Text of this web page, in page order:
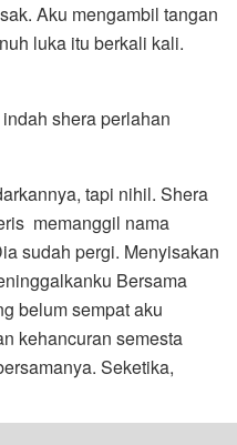
Aku mengambil tangan
luka itu berkali kali.
shera perlahan
tapi nihil. Shera
memanggil nama
sudah pergi. Menyisakan
Bersama
belum sempat aku
kehancuran semesta
Seketika,